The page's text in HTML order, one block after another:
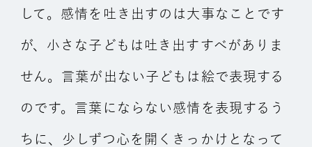
して。感情を吐き出すのは大事なことです
が、小さな子どもは吐き出すすべがありま
せん。言葉が出ない子どもは絵で表現する
のです。言葉にならない感情を表現するう
ちに、少しずつ心を開くきっかけとなって